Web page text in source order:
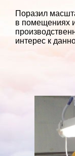
Поразил
в помещениях
интерес к